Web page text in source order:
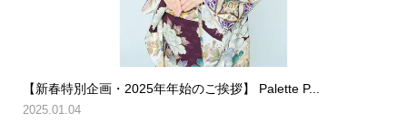
【新春特別企画・2025年年始のご挨拶】 Palette P...
2025.01.04